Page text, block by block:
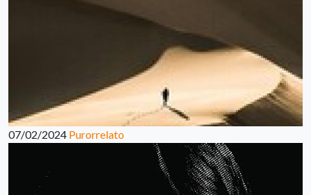
07/02/2024 Purorrelato